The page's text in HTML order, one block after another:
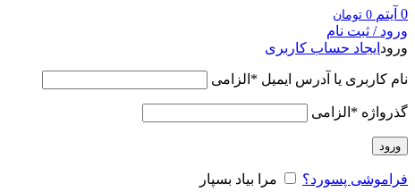
0 آیتم 0 تومان
ورود / ثبت نام
ورود ایجاد حساب کاربری
نام کاربری یا آدرس ایمیل * الزامی
گذرواژه * الزامی
ورود
فراموشی پسورد؟ مرا بیاد بسپار